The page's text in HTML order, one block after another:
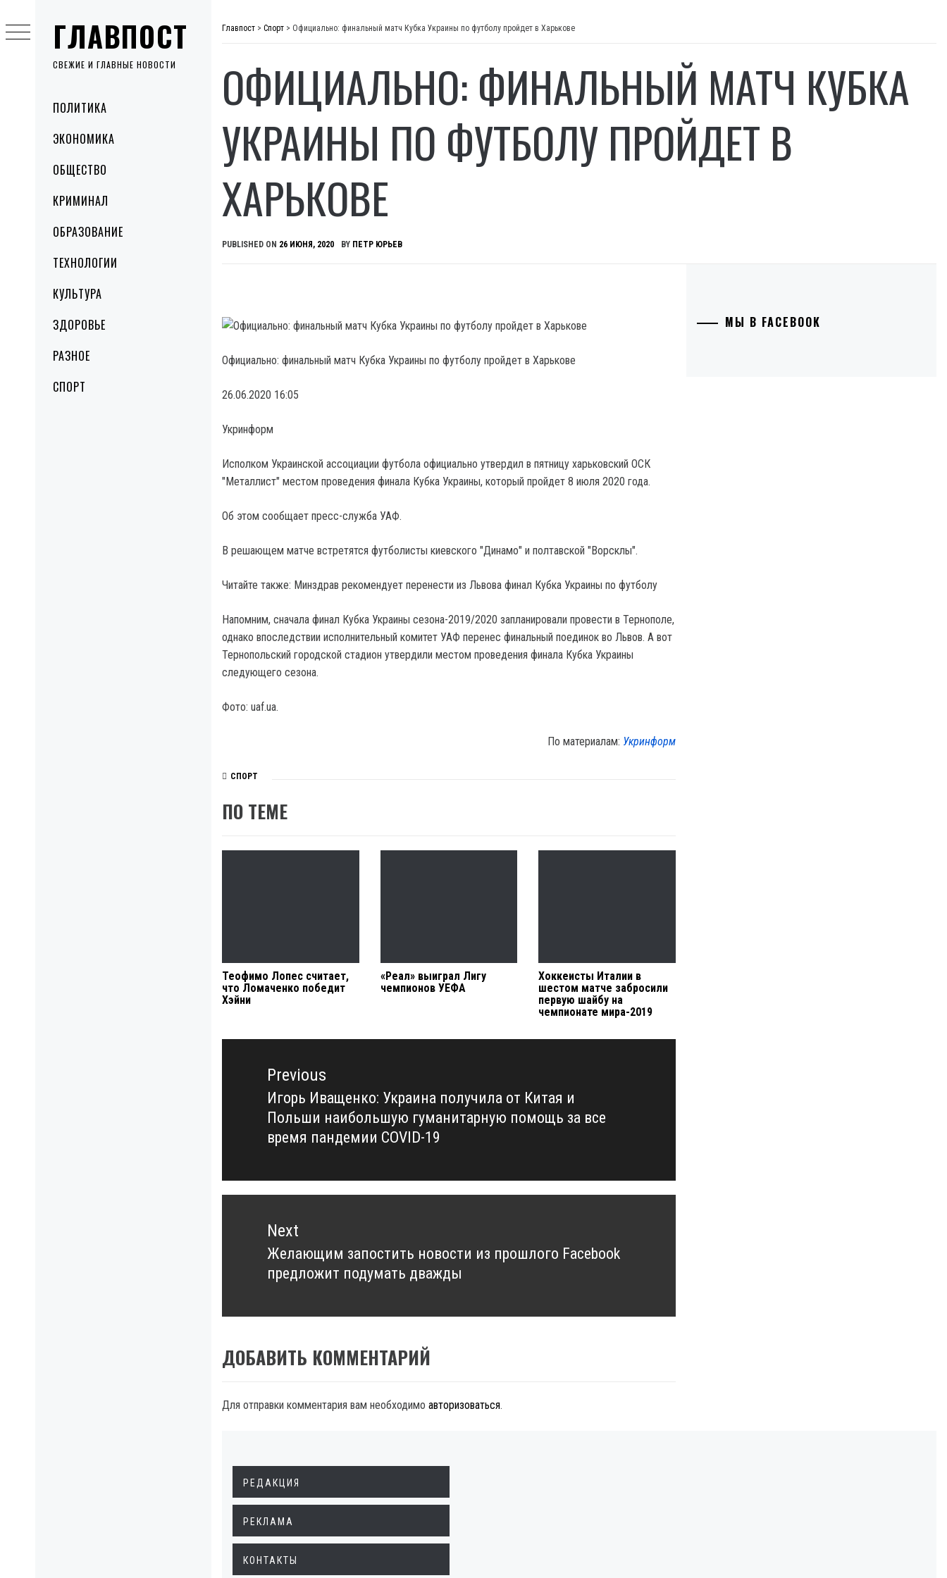
ГЛАВПОСТ
СВЕЖИЕ И ГЛАВНЫЕ НОВОСТИ
MenuПОЛИТИКА
ЭКОНОМИКА
ОБЩЕСТВО
КРИМИНАЛ
ОБРАЗОВАНИЕ
ТЕХНОЛОГИИ
КУЛЬТУРА
ЗДОРОВЬЕ
РАЗНОЕ
СПОРТ
to
content
Главпост > Спорт > Официально: финальный матч Кубка Украины по футболу пройдет в Харькове
ОФИЦИАЛЬНО: ФИНАЛЬНЫЙ МАТЧ КУБКА
УКРАИНЫ ПО ФУТБОЛУ ПРОЙДЕТ В
ХАРЬКОВЕ
PUBLISHED ON 26 ИЮНЯ, 2020 BY ПЕТР ЮРЬЕВ
Официально: финальный матч Кубка Украины по футболу пройдет в Харькове
26.06.2020 16:05
Укринформ
Исполком Украинской ассоциации футбола официально утвердил в пятницу харьковский ОСК
"Металлист" местом проведения финала Кубка Украины, который пройдет 8 июля 2020 года.
Об этом сообщает пресс-служба УАФ.
В решающем матче встретятся футболисты киевского "Динамо" и полтавской "Ворсклы".
Читайте также: Минздрав рекомендует перенести из Львова финал Кубка Украины по футболу
Напомним, сначала финал Кубка Украины сезона-2019/2020 запланировали провести в Тернополе,
однако впоследствии исполнительный комитет УАФ перенес финальный поединок во Львов. А вот
Тернопольский городской стадион утвердили местом проведения финала Кубка Украины
следующего сезона.
Фото: uaf.ua.
По материалам: Укринформ
СПОРТ
ПО ТЕМЕ
Теофимо Лопес считает,
что Ломаченко победит
Хэйни
«Реал» выиграл Лигу
чемпионов УЕФА
Хоккеисты Италии в
шестом матче забросили
первую шайбу на
чемпионате мира-2019
Навигация
записямPrevious
Previous
post:
Игорь Иващенко: Украина получила от Китая и
Польши наибольшую гуманитарную помощь за все
время пандемии COVID-19
Next
Next
post:
Желающим запостить новости из прошлого Facebook
предложит подумать дважды
ДОБАВИТЬ КОММЕНТАРИЙ
Для отправки комментария вам необходимо авторизоваться.
МЫ В FACEBOOK
РЕДАКЦИЯ
РЕКЛАМА
КОНТАКТЫ